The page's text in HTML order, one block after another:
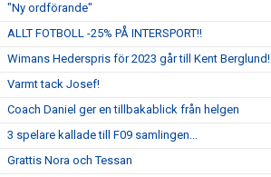
"Ny ordförande"
ALLT FOTBOLL -25% PÅ INTERSPORT!!
Wimans Hederspris för 2023 går till Kent Berglund!
Varmt tack Josef!
Coach Daniel ger en tillbakablick från helgen
3 spelare kallade till F09 samlingen...
Grattis Nora och Tessan